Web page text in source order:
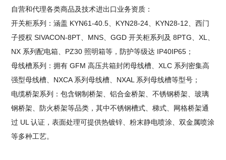
自营和代理各类商品及技术进出口业务资质：
开关柜系列：涵盖 KYN61-40.5、KYN28-24、KYN28-12、西门
子授权 SIVACON-8PT、MNS、GGD 开关柜系列及 8PTG、XL、
NX 系列配电箱、PZ30 照明箱等，防护等级达 IP40IP65；
母线槽系列：拥有 GFM 高压共箱封闭母线槽、XLC 系列密集高
强型母线槽、NXCA 系列母线槽、NXAL 系列母线槽等型号；
电缆桥架系列：包含钢制桥架、铝合金桥架、不锈钢桥架、玻璃
钢桥架、防火桥架等品类，其中不锈钢槽式、梯式、网格桥架通
过 UL 认证，表面处理可提供热镀锌、粉末静电喷涂、双金属喷涂
等多种工艺。